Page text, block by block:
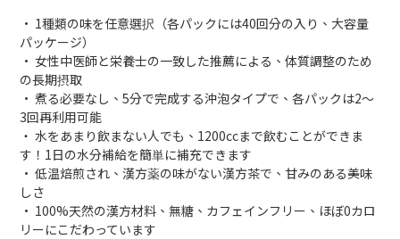
• 1種類の味を任意選択（各パックには40回分の入り、大容量
パッケージ）
• 女性中医師と栄養士の一致した推薦による、体質調整のため
の長期摂取
• 煮る必要なし、5分で完成する沖泡タイプで、各パックは2〜
3回再利用可能
‧ 水をあまり飲まない人でも、1200ccまで飲むことができま
す！1日の水分補給を簡単に補充できます
• 低温焙煎され、漢方薬の味がない漢方茶で、甘みのある美味
しさ
• 100%天然の漢方材料、無糖、カフェインフリー、ほぼ0カロ
リーにこだわっています